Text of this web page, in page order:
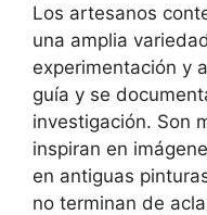
Los artesanos
una amplia
experimentación y
guía y se
investigación. Son
inspiran en
en antiguas
no terminan de